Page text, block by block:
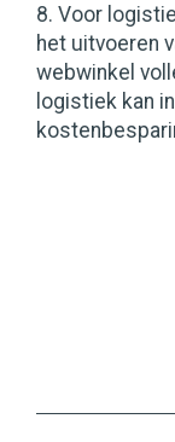
8. Voor
het uitvoeren
webwinkel
logistiek kan